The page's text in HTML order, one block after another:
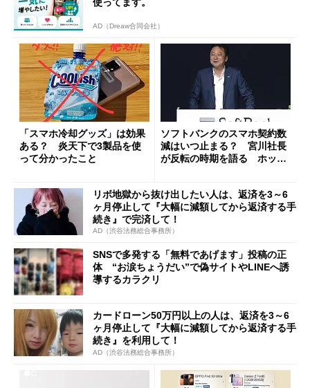
AD（Dreaw合同会社）
「スマホ冷却グッズ」は効果
ある？ 炎天下で3製品を使
って分かったこと
ソフトバンクのスマホ契約数
減はいつ止まる？ 宮川社長
が反転の時期を語る ホッピ
リボ地獄から抜け出したい人は、返済を3～6
ヶ月停止して『大幅に減額してから返済する手
続き』で完済して！
AD（渋谷法務総合事務所）
SNSで多発する「無料であげます」投稿の正
体 “お涙ちょうだい”で偽サイトやLINEへ誘
導するカラクリ
カードローン50万円以上の人は、返済を3～6
ヶ月停止して『大幅に減額してから返済する手
続き』を利用して！
AD（渋谷法務総合事務所）